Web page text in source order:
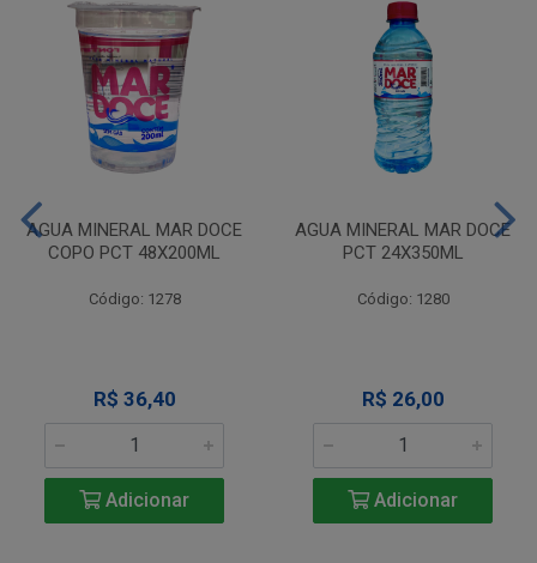
AGUA MINERAL MAR DOCE
COPO PCT 48X200ML
Código: 1278
R$ 36,40
Adicionar
AGUA MINERAL MAR DOCE
PCT 24X350ML
Código: 1280
R$ 26,00
Adicionar